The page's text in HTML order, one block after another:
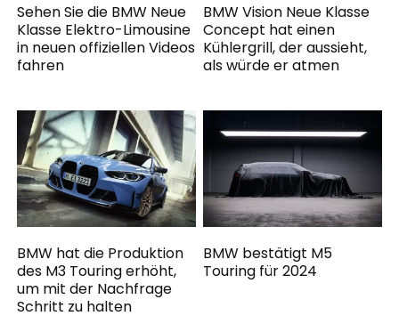
Sehen Sie die BMW Neue
Klasse Elektro-Limousine
in neuen offiziellen Videos
fahren
BMW Vision Neue Klasse
Concept hat einen
Kühlergrill, der aussieht,
als würde er atmen
BMW hat die Produktion
des M3 Touring erhöht,
um mit der Nachfrage
Schritt zu halten
BMW bestätigt M5
Touring für 2024